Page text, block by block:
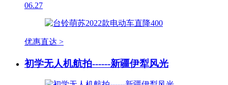
06.27
优惠直达 >
初学无人机航拍------新疆伊犁风光